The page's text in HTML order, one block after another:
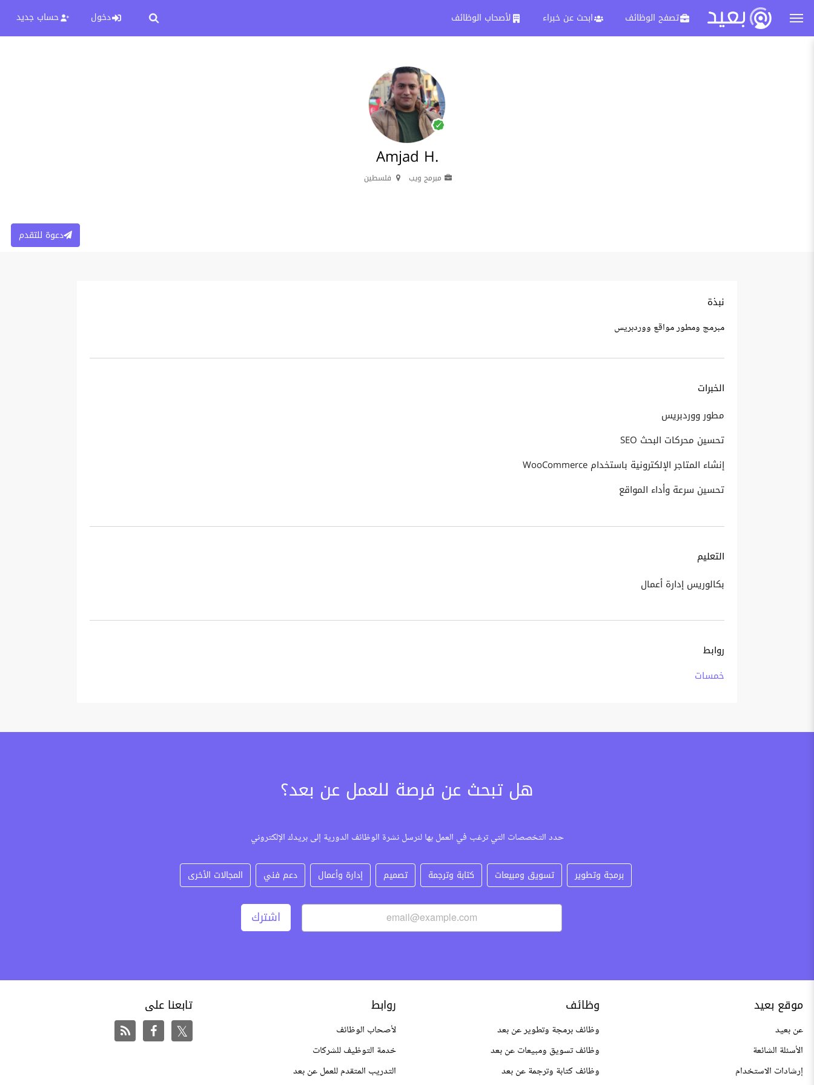
تصفح الوظائف ابحث عن خبراء لأصحاب الوظائف دخول حساب جديد
Amjad H.
مبرمج ويب فلسطين
دعوة للتقدم
نبذة
مبرمج ومطور مواقع ووردبريس
الخبرات
مطور ووردبريس
تحسين محركات البحث SEO
إنشاء المتاجر الإلكترونية باستخدام WooCommerce
تحسين سرعة وأداء المواقع
التعليم
بكالوريس إدارة أعمال
روابط
خمسات
هل تبحث عن فرصة للعمل عن بعد؟
حدد التخصصات التي ترغب في العمل بها لنرسل نشرة الوظائف الدورية إلى بريدك الإلكتروني
برمجة وتطوير تسويق ومبيعات كتابة وترجمة تصميم إدارة وأعمال دعم فني المجالات الأخرى
اشترك
موقع بعيد
عن بعيد
الأسئلة الشائعة
إرشادات الاستخدام
وظائف
وظائف برمجة وتطوير عن بعد
وظائف تسويق ومبيعات عن بعد
وظائف كتابة وترجمة عن بعد
روابط
لأصحاب الوظائف
خدمة التوظيف للشركات
التدريب المتقدم للعمل عن بعد
تابعنا على